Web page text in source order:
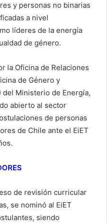
y personas no binarias
a nivel
líderes de la energía
de género.
la Oficina de Relaciones
de Género y
del Ministerio de Energía,
abierto al sector
de personas
de Chile ante el EiET
de revisión curricular
se nominó al EiET
siendo